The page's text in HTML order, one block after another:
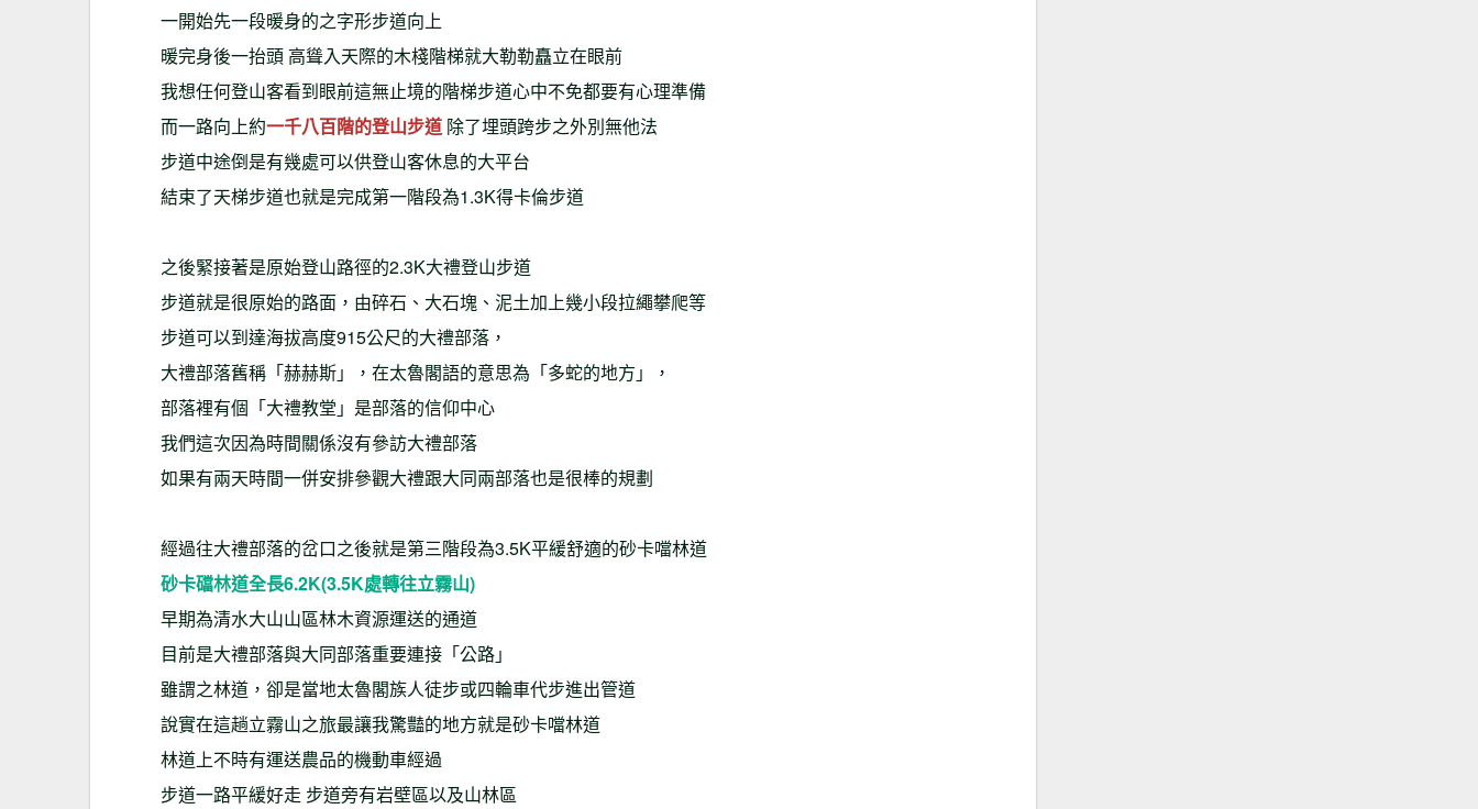
一開始先一段暖身的之字形步道向上
暖完身後一抬頭 高聳入天際的木棧階梯就大勒勒矗立在眼前
我想任何登山客看到眼前這無止境的階梯步道心中不免都要有心理準備
而一路向上約一千八百階的登山步道 除了埋頭跨步之外別無他法
步道中途倒是有幾處可以供登山客休息的大平台
結束了天梯步道也就是完成第一階段為1.3K得卡倫步道
之後緊接著是原始登山路徑的2.3K大禮登山步道
步道就是很原始的路面，由碎石、大石塊、泥土加上幾小段拉繩攀爬等
步道可以到達海拔高度915公尺的大禮部落，
大禮部落舊稱「赫赫斯」，在太魯閣語的意思為「多蛇的地方」，
部落裡有個「大禮教堂」是部落的信仰中心
我們這次因為時間關係沒有參訪大禮部落
如果有兩天時間一併安排參觀大禮跟大同兩部落也是很棒的規劃
經過往大禮部落的岔口之後就是第三階段為3.5K平緩舒適的砂卡噹林道
砂卡礑林道全長6.2K(3.5K處轉往立霧山)
早期為清水大山山區林木資源運送的通道
目前是大禮部落與大同部落重要連接「公路」
雖謂之林道，卻是當地太魯閣族人徒步或四輪車代步進出管道
說實在這趟立霧山之旅最讓我驚豔的地方就是砂卡噹林道
林道上不時有運送農品的機動車經過
步道一路平緩好走 步道旁有岩壁區以及山林區